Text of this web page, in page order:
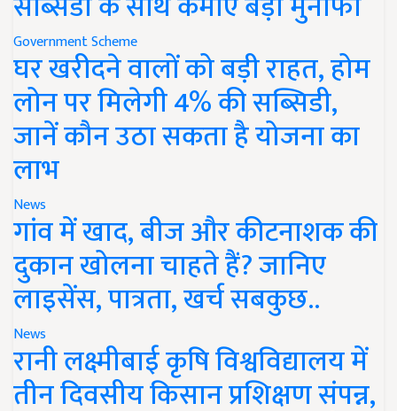
Government Scheme
घर खरीदने वालों को बड़ी राहत, होम
लोन पर मिलेगी 4% की सब्सिडी,
जानें कौन उठा सकता है योजना का
लाभ
News
गांव में खाद, बीज और कीटनाशक की
दुकान खोलना चाहते हैं? जानिए
लाइसेंस, पात्रता, खर्च सबकुछ..
News
रानी लक्ष्मीबाई कृषि विश्वविद्यालय में
तीन दिवसीय किसान प्रशिक्षण संपन्न,